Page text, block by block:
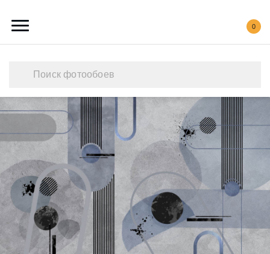
0
Каталог обоев
Наши работы
Создать свои фотообои
О нас
Контакты